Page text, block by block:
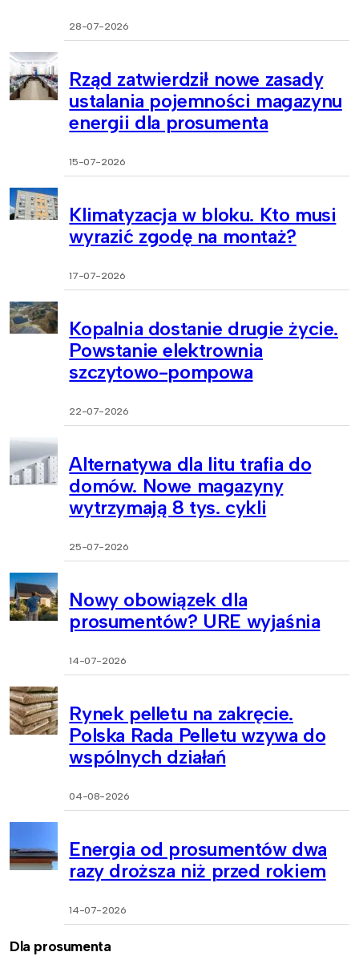
28-07-2026
Rząd zatwierdził nowe zasady
ustalania pojemności magazynu
energii dla prosumenta
15-07-2026
Klimatyzacja w bloku. Kto musi
wyrazić zgodę na montaż?
17-07-2026
Kopalnia dostanie drugie życie.
Powstanie elektrownia
szczytowo-pompowa
22-07-2026
Alternatywa dla litu trafia do
domów. Nowe magazyny
wytrzymają 8 tys. cykli
25-07-2026
Nowy obowiązek dla
prosumentów? URE wyjaśnia
14-07-2026
Rynek pelletu na zakręcie.
Polska Rada Pelletu wzywa do
wspólnych działań
04-08-2026
Energia od prosumentów dwa
razy droższa niż przed rokiem
14-07-2026
Dla prosumenta